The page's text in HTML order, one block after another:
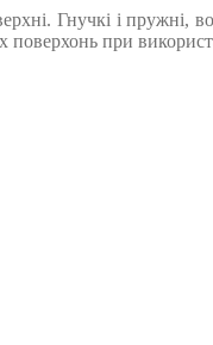
Гнучкі і пружні,
поверхонь при